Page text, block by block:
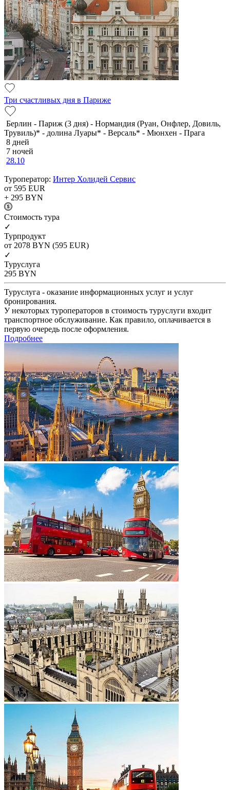
Три счастливых дня в Париже
Берлин - Париж (3 дня) - Нормандия (Руан, Онфлер, Довиль,
Трувиль)* - долина Луары* - Версаль* - Мюнхен - Прага
8 дней
7 ночей
28.10
Туроператор: Интер Холидей Сервис
от 595 EUR
+ 295 BYN
Cтоимость тура
✓
Турпродукт
от 2078 BYN (595 EUR)
✓
Туруслуга
295 BYN
Туруслуга - оказание информационных услуг и услуг
бронирования.
У некоторых туроператоров в стоимость туруслуги входит
транспортное обслуживание. Как правило, оплачивается в
первую очередь после оформления.
Подробнее